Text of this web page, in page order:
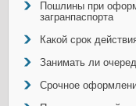
Пошлины при
загранпаспорта
Какой срок
Занимать ли
Срочное